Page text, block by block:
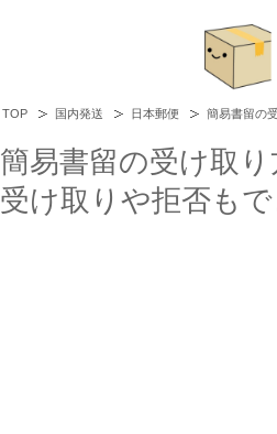
TOP 国内発送 日本郵便 簡易書留の
簡易書留の受け取
受け取りや拒否も